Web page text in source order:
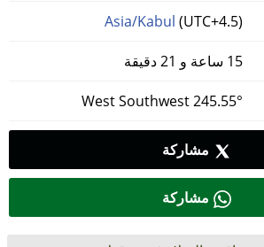
Asia/Kabul (UTC+4.5)
مشاركة
مشاركة